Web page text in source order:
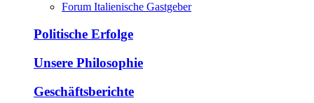
Forum Italienische Gastgeber
Politische Erfolge
Unsere Philosophie
Geschäftsberichte